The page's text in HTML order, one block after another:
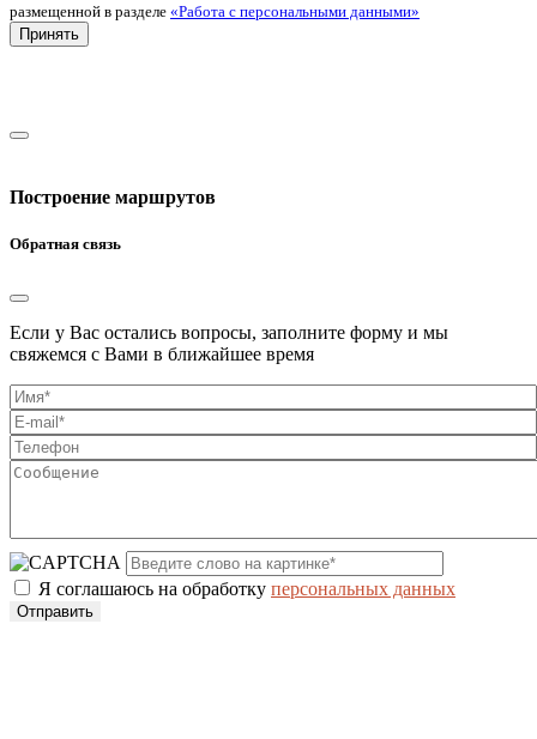
размещенной в разделе «Работа с персональными данными»
Принять
Построение маршрутов
Обратная связь
Если у Вас остались вопросы, заполните форму и мы
свяжемся с Вами в ближайшее время
Я соглашаюсь на обработку персональных данных